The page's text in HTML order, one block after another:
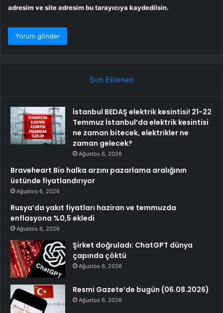
adresim ve site adresim bu tarayıcıya kaydedilsin.
Son Eklenen
İstanbul BEDAŞ elektrik kesintisi! 21-22
Temmuz İstanbul’da elektrik kesintisi
ne zaman bitecek, elektrikler ne
zaman gelecek?
Ağustos 6, 2026
Braveheart Bio halka arzını pazarlama aralığının
üstünde fiyatlandırıyor
Ağustos 6, 2026
Rusya’da yakıt fiyatları haziran ve temmuzda
enflasyona %0,5 ekledi
Ağustos 6, 2026
Şirket doğruladı: ChatGPT dünya
çapında çöktü
Ağustos 6, 2026
Resmi Gazete’de bugün (06.08.2026)
Ağustos 6, 2026